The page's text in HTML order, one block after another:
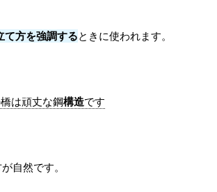
て方を強調するときに使われます。
は頑丈な鋼構造です
自然です。